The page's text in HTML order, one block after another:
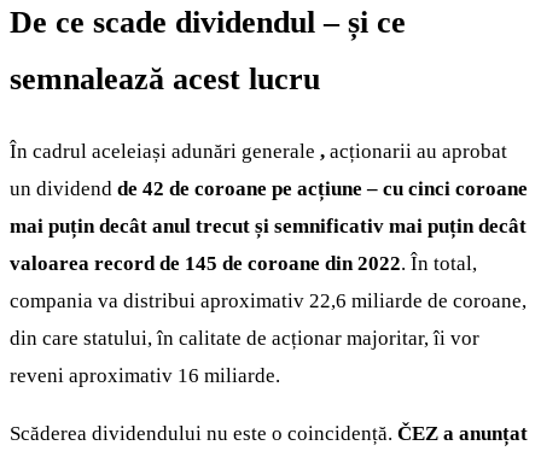
De ce scade dividendul – și ce
semnalează acest lucru
În cadrul aceleiași adunări generale , acționarii au aprobat
un dividend de 42 de coroane pe acțiune – cu cinci coroane
mai puțin decât anul trecut și semnificativ mai puțin decât
valoarea record de 145 de coroane din 2022. În total,
compania va distribui aproximativ 22,6 miliarde de coroane,
din care statului, în calitate de acționar majoritar, îi vor
reveni aproximativ 16 miliarde.
Scăderea dividendului nu este o coincidență. ČEZ a anunțat